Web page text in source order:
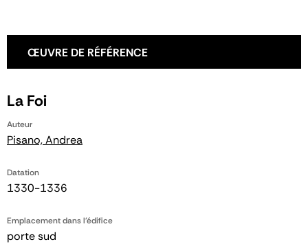
ŒUVRE DE RÉFÉRENCE
La Foi
Auteur
Pisano, Andrea
Datation
1330-1336
Emplacement dans l'édifice
porte sud